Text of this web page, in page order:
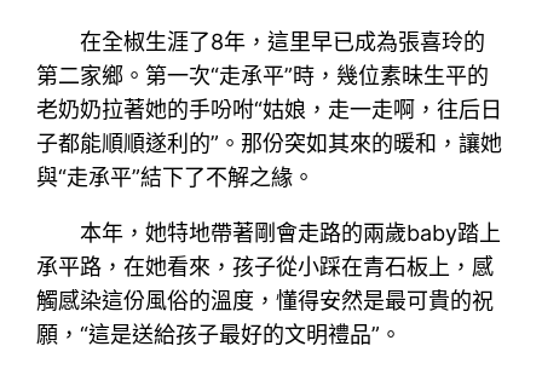
在全椒生涯了8年，這里早已成為張喜玲的
第二家鄉。第一次“走承平”時，幾位素昧生平的
老奶奶拉著她的手吩咐“姑娘，走一走啊，往后日
子都能順順遂利的”。那份突如其來的暖和，讓她
與“走承平”結下了不解之緣。
本年，她特地帶著剛會走路的兩歲baby踏上
承平路，在她看來，孩子從小踩在青石板上，感
觸感染這份風俗的溫度，懂得安然是最可貴的祝
願，“這是送給孩子最好的文明禮品”。